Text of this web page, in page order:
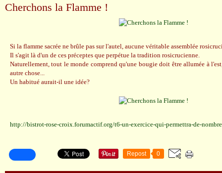
Cherchons la Flamme !
Si la flamme sacrée ne brûle pas sur l'autel, aucune véritable assemblée
Il s'agit là d'un de ces préceptes que perpétue la tradition rosicrucienne.
Naturellement, tout le monde comprend qu'une bougie doit être allumée à
autre chose...
Un habitué aurait-il une idée?
http://bistrot-rose-croix.forumactif.org/t6-un-exercice-qui-permettra-de-
Repost 0